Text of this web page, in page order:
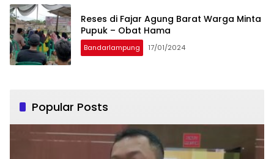
Reses di Fajar Agung Barat Warga Minta
Pupuk – Obat Hama
Bandarlampung 17/01/2024
Popular Posts